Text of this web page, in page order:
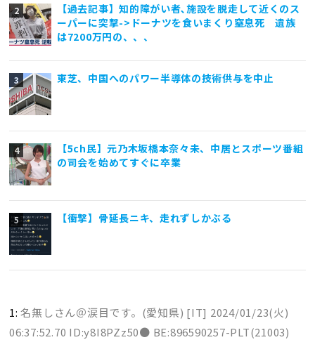
【過去記事】知的障がい者､施設を脱走して近くのス
ーパーに突撃->ドーナツを食いまくり窒息死 遺族
は7200万円の、、、
東芝、中国へのパワー半導体の技術供与を中止
【5ch民】元乃木坂橋本奈々未、中居とスポーツ番組
の司会を始めてすぐに卒業
【衝撃】骨延長ニキ、走れずしかぶる
1:名無しさん＠涙目です。(愛知県) [IT] 2024/01/23(火)
06:37:52.70 ID:y8I8PZz50● BE:896590257-PLT(21003)